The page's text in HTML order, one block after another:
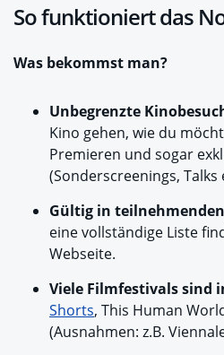
So funktioniert das
Was bekommst man?
Unbegrenzte
Kino gehen, wie du
Premieren und sogar
(Sonderscreenings, Talks
Gültig in
eine vollständige Liste
Webseite.
Viele Filmfestivals sind
Shorts, This Human
(Ausnahmen: z.B.